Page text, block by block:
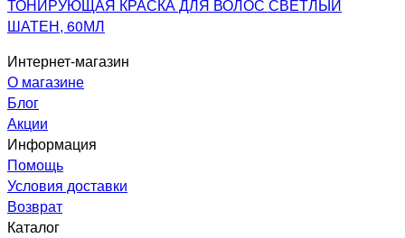
ТОНИРУЮЩАЯ КРАСКА ДЛЯ ВОЛОС СВЕТЛЫЙ
ШАТЕН, 60МЛ
Интернет-магазин
О магазине
Блог
Акции
Информация
Помощь
Условия доставки
Возврат
Каталог